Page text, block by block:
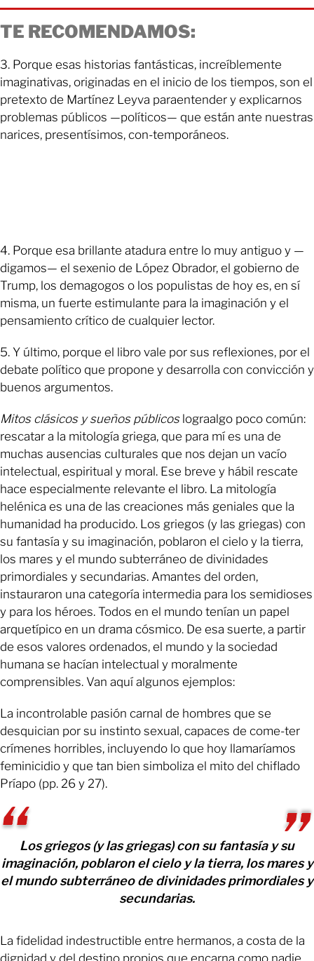
TE RECOMENDAMOS:
3. Porque esas historias fantásticas, increíblemente
imaginativas, originadas en el inicio de los tiempos, son el
pretexto de Martínez Leyva paraentender y explicarnos
problemas públicos —políticos— que están ante nuestras
narices, presentísimos, con-temporáneos.
4. Porque esa brillante atadura entre lo muy antiguo y —
digamos— el sexenio de López Obrador, el gobierno de
Trump, los demagogos o los populistas de hoy es, en sí
misma, un fuerte estimulante para la imaginación y el
pensamiento crítico de cualquier lector.
5. Y último, porque el libro vale por sus reflexiones, por el
debate político que propone y desarrolla con convicción y
buenos argumentos.
Mitos clásicos y sueños públicoslograalgo poco común:
rescatar a la mitología griega, que para mí es una de
muchas ausencias culturales que nos dejan un vacío
intelectual, espiritual y moral. Ese breve y hábil rescate
hace especialmente relevante el libro. La mitología
helénica es una de las creaciones más geniales que la
humanidad ha producido. Los griegos (y las griegas) con
su fantasía y su imaginación, poblaron el cielo y la tierra,
los mares y el mundo subterráneo de divinidades
primordiales y secundarias. Amantes del orden,
instauraron una categoría intermedia para los semidioses
y para los héroes. Todos en el mundo tenían un papel
arquetípico en un drama cósmico. De esa suerte, a partir
de esos valores ordenados, el mundo y la sociedad
humana se hacían intelectual y moralmente
comprensibles. Van aquí algunos ejemplos:
La incontrolable pasión carnal de hombres que se
desquician por su instinto sexual, capaces de come-ter
crímenes horribles, incluyendo lo que hoy llamaríamos
feminicidio y que tan bien simboliza el mito del chiflado
Príapo (pp. 26 y 27).
Los griegos (y las griegas) con su fantasía y su
imaginación, poblaron el cielo y la tierra, los mares y
el mundo subterráneo de divinidades primordiales y
secundarias.
La fidelidad indestructible entre hermanos, a costa de la
dignidad y del destino propios que encarna como nadie,